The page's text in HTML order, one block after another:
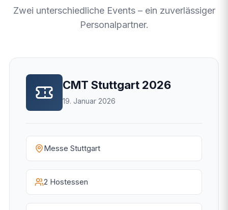
Zwei unterschiedliche Events – ein zuverlässiger
Personalpartner.
CMT Stuttgart 2026
19. Januar 2026
Messe Stuttgart
2 Hostessen